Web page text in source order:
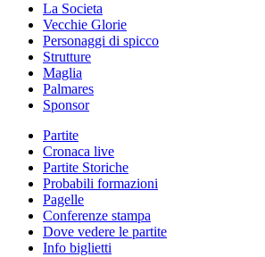
La Societa
Vecchie Glorie
Personaggi di spicco
Strutture
Maglia
Palmares
Sponsor
Partite
Cronaca live
Partite Storiche
Probabili formazioni
Pagelle
Conferenze stampa
Dove vedere le partite
Info biglietti